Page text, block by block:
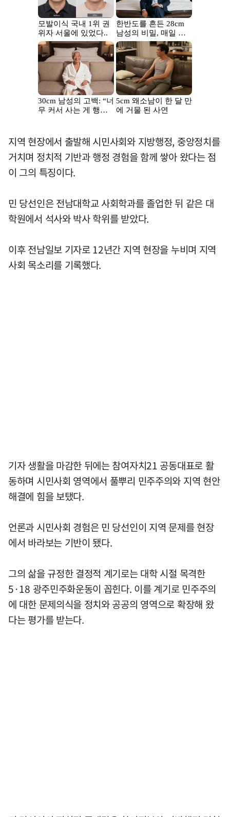
지역 현장에서 출발해 시민사회와 지방행정, 중앙정치를
거치며 정치적 기반과 행정 경험을 함께 쌓아 왔다는 점
이 그의 특징이다.
민 당선인은 전남대학교 사회학과를 졸업한 뒤 같은 대
학원에서 석사와 박사 학위를 받았다.
이후 전남일보 기자로 12년간 지역 현장을 누비며 지역
사회 목소리를 기록했다.
기자 생활을 마감한 뒤에는 참여자치21 공동대표로 활
동하며 시민사회 영역에서 풀뿌리 민주주의와 지역 현안
해결에 힘을 보탰다.
언론과 시민사회 경험은 민 당선인이 지역 문제를 현장
에서 바라보는 기반이 됐다.
그의 삶을 규정한 결정적 계기로는 대학 시절 목격한
5·18 광주민주화운동이 꼽힌다. 이를 계기로 민주주의
에 대한 문제의식을 정치와 공공의 영역으로 확장해 왔
다는 평가를 받는다.